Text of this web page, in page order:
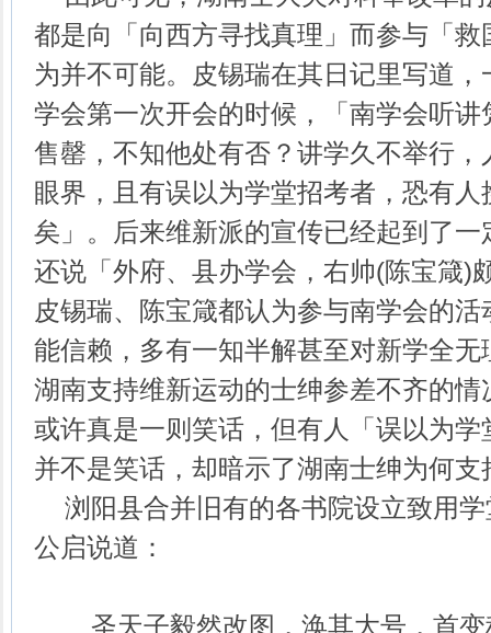
都是向「向西方寻找真理」而参与「
为并不可能。皮锡瑞在其日记里写道
学会第一次开会的时候，「南学会听
售罄，不知他处有否？讲学久不举行
眼界，且有误以为学堂招考者，恐有
矣」。后来维新派的宣传已经起到了
还说「外府、县办学会，右帅(陈宝箴)
皮锡瑞、陈宝箴都认为参与南学会的
能信赖，多有一知半解甚至对新学全
湖南支持维新运动的士绅参差不齐的
或许真是一则笑话，但有人「误以为
并不是笑话，却暗示了湖南士绅为何
浏阳县合并旧有的各书院设立致用学
公启说道：
圣天子毅然改图，涣其大号，首变